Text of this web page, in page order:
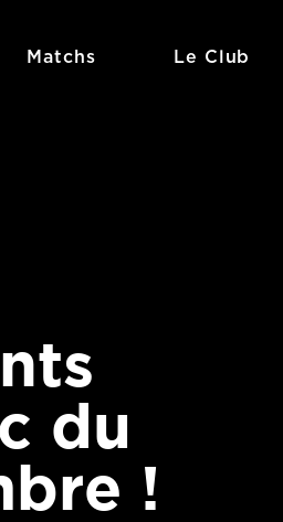
Matchs Le Club
du
!